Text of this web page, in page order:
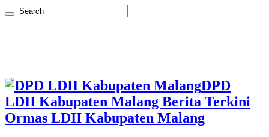
DPD
LDII Kabupaten Malang Berita Terkini
Ormas LDII Kabupaten Malang